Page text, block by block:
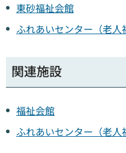
東砂福祉会館
ふれあいセンター（老
関連施設
福祉会館
ふれあいセンター（老人